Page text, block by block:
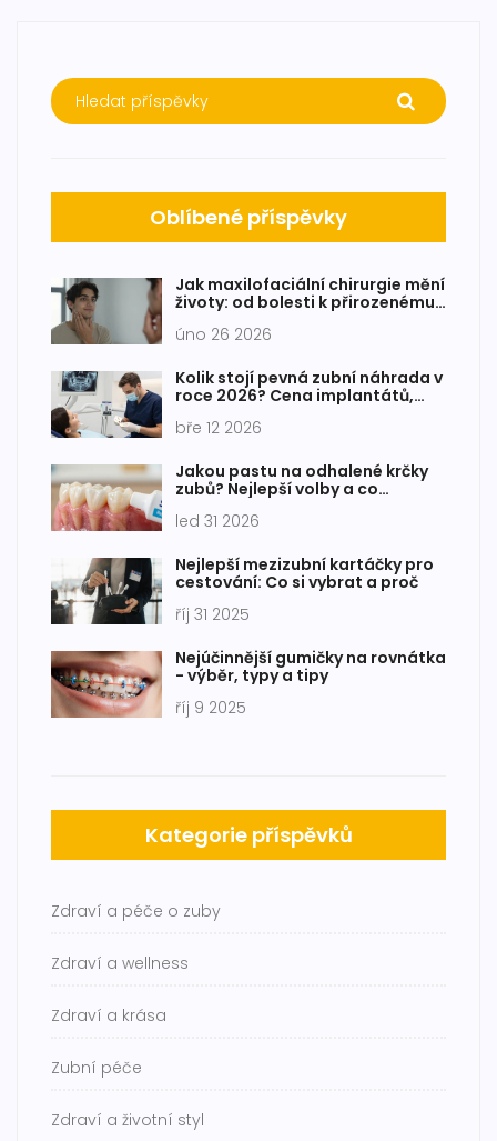
Oblíbené příspěvky
Jak maxilofaciální chirurgie mění
životy: od bolesti k přirozenému
úno 26 2026
Kolik stojí pevná zubní náhrada v
roce 2026? Cena implantátů,
bře 12 2026
Jakou pastu na odhalené krčky
zubů? Nejlepší volby a co
led 31 2026
Nejlepší mezizubní kartáčky pro
cestování: Co si vybrat a proč
říj 31 2025
Nejúčinnější gumičky na rovnátka
- výběr, typy a tipy
říj 9 2025
Kategorie příspěvků
Zdraví a péče o zuby
Zdraví a wellness
Zdraví a krása
Zubní péče
Zdraví a životní styl